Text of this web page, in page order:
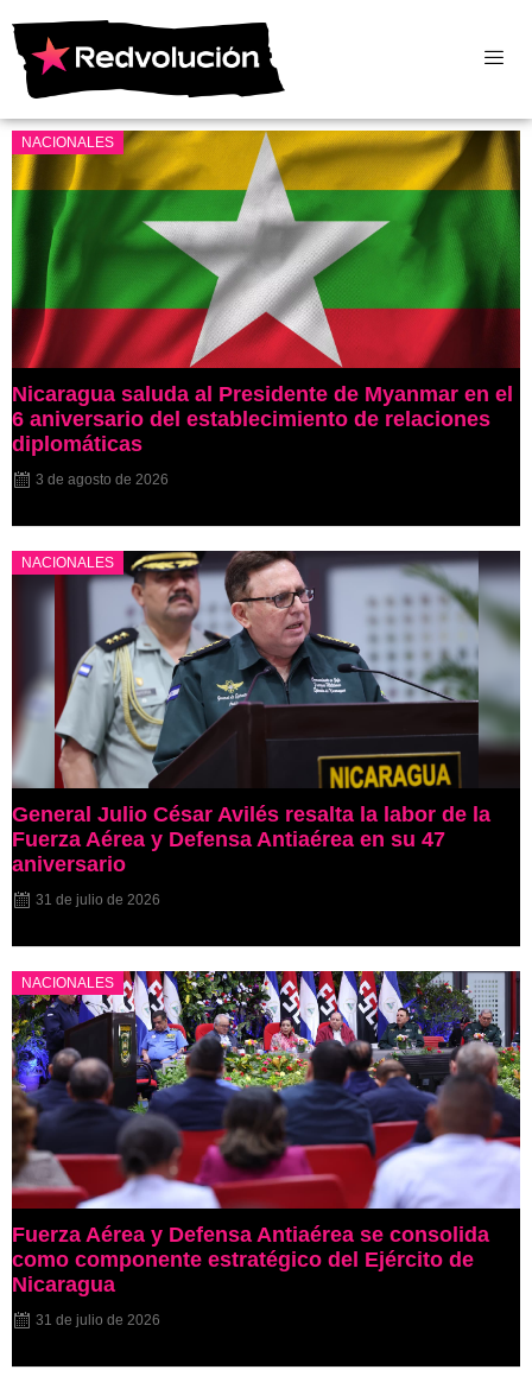
NACIONALES
Nicaragua saluda al Presidente de Myanmar en el
6 aniversario del establecimiento de relaciones
diplomáticas
3 de agosto de 2026
NACIONALES
General Julio César Avilés resalta la labor de la
Fuerza Aérea y Defensa Antiaérea en su 47
aniversario
31 de julio de 2026
NACIONALES
Fuerza Aérea y Defensa Antiaérea se consolida
como componente estratégico del Ejército de
Nicaragua
31 de julio de 2026